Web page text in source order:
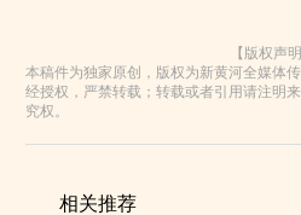
【版权声明
本稿件为独家原创，版权为新黄河全媒体
经授权，严禁转载；转载或者引用请注明
究权。
相关推荐